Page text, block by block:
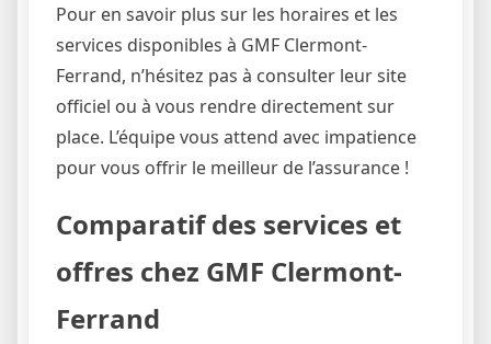
Pour en savoir plus sur les horaires et les
services disponibles à GMF Clermont-
Ferrand, n’hésitez pas à consulter leur site
officiel ou à vous rendre directement sur
place. L’équipe vous attend avec impatience
pour vous offrir le meilleur de l’assurance !
Comparatif des services et
offres chez GMF Clermont-
Ferrand